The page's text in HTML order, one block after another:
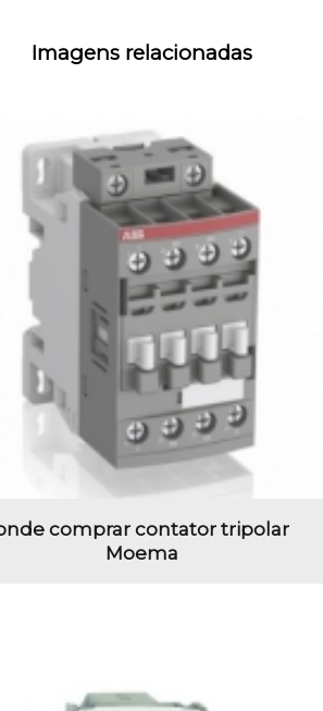
Imagens relacionadas
comprar contator tripolar
Moema